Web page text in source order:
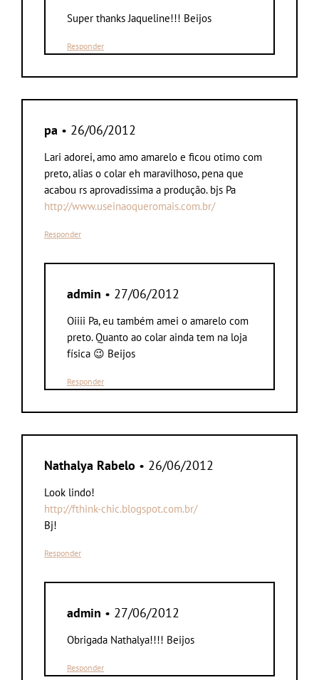
Super thanks Jaqueline!!! Beijos
Responder
pa • 26/06/2012
Lari adorei, amo amo amarelo e ficou otimo com
preto, alias o colar eh maravilhoso, pena que
acabou rs aprovadissima a produção. bjs Pa
http://www.useinaoqueromais.com.br/
Responder
admin • 27/06/2012
Oiiii Pa, eu também amei o amarelo com
preto. Quanto ao colar ainda tem na loja
física 😉 Beijos
Responder
Nathalya Rabelo • 26/06/2012
Look lindo!
http://fthink-chic.blogspot.com.br/
Bj!
Responder
admin • 27/06/2012
Obrigada Nathalya!!!! Beijos
Responder